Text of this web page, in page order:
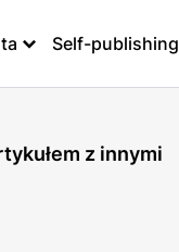
Self-publishing
z innymi